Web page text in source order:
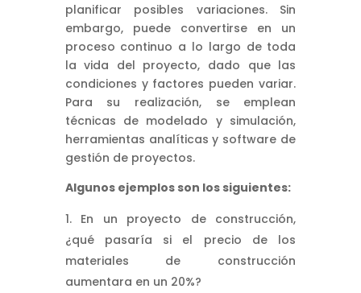
planificar posibles variaciones. Sin
embargo, puede convertirse en un
proceso continuo a lo largo de toda
la vida del proyecto, dado que las
condiciones y factores pueden variar.
Para su realización, se emplean
técnicas de modelado y simulación,
herramientas analíticas y software de
gestión de proyectos.
Algunos ejemplos son los siguientes:
En un proyecto de construcción,
¿qué pasaría si el precio de los
materiales de construcción
aumentara en un 20%?